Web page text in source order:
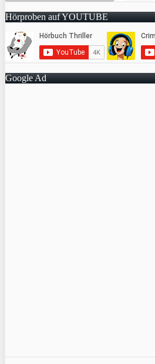
Hörproben auf YOUTUBE
Google Ad